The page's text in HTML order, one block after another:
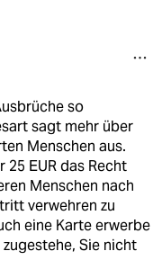
so
sagt mehr über
Menschen aus.
25 EUR das Recht
Menschen nach
verwehren zu
eine Karte erwerbe
Sie nicht